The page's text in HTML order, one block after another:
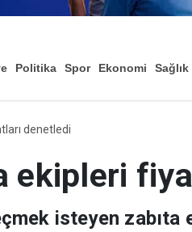
Politika Spor Ekonomi Sağlık
denetledi
ekipleri
isteyen